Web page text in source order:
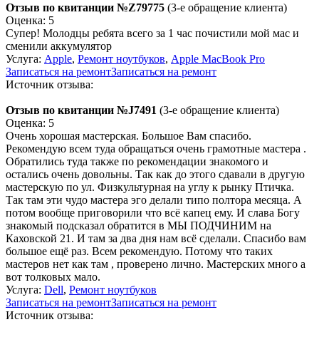
Отзыв по квитанции №Z79775 (3-е обращение клиента)
Оценка: 5
Супер! Молодцы ребята всего за 1 час почистили мой мас и
сменили аккумулятор
Услуга: Apple, Ремонт ноутбуков, Apple MacBook Pro
Записаться на ремонтЗаписаться на ремонт
Источник отзыва:
Отзыв по квитанции №J7491 (3-е обращение клиента)
Оценка: 5
Очень хорошая мастерская. Большое Вам спасибо.
Рекомендую всем туда обращаться очень грамотные мастера .
Обратились туда также по рекомендации знакомого и
остались очень довольны. Так как до этого сдавали в другую
мастерскую по ул. Физкультурная на углу к рынку Птичка.
Так там эти чудо мастера эго делали типо полтора месяца. А
потом вообще приговорили что всё капец ему. И слава Богу
знакомый подсказал обратится в МЫ ПОДЧИНИМ на
Каховской 21. И там за два дня нам всё сделали. Спасибо вам
большое ещё раз. Всем рекомендую. Потому что таких
мастеров нет как там , проверено лично. Мастерских много а
вот толковых мало.
Услуга: Dell, Ремонт ноутбуков
Записаться на ремонтЗаписаться на ремонт
Источник отзыва: